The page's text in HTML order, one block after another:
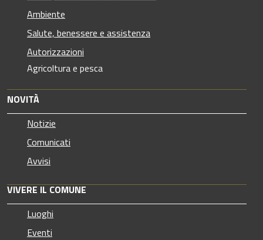
Ambiente
Salute, benessere e assistenza
Autorizzazioni
Agricoltura e pesca
NOVITÀ
Notizie
Comunicati
Avvisi
VIVERE IL COMUNE
Luoghi
Eventi